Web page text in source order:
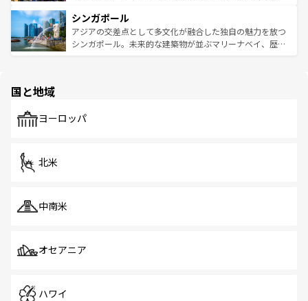
参照してほしい。
激する。気候は一年中温暖で、どの季節にも異なる楽しみ
が待っている。親しみやすいタイの人々、仏教を中心とし
た文化、そして多様な観光資源が、訪れる旅人を魅了し続
み、どこを訪れても感動するはず。観光スポットが密集し
ており、効率よく見どころを回れるのも魅力。息をのむよ
うな絶景から文化的な体験まで、香港を存分に楽しみ尽く
シンガポール
アジアの交差点として多文化が融合した独自の魅力を放つ
シンガポール。未来的な建築物が並ぶマリーナベイ、歴史
で、ホーカーズは地元の風情を楽しめる外せないスポット
国と地域
ヨーロッパ
北米
中南米
オセアニア
ハワイ